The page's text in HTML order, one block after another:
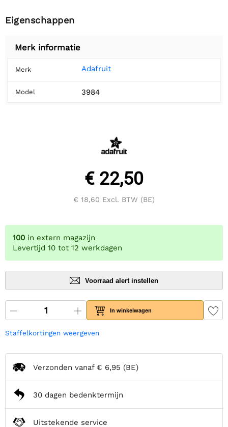
Eigenschappen
Merk informatie
Merk Adafruit
Model 3984
€ 22,50
€ 18,60 Excl. BTW (BE)
100 in extern magazijn
Levertijd 10 tot 12 werkdagen
Voorraad alert instellen
In winkelwagen
Staffelkortingen weergeven
Verzonden vanaf € 6,95 (BE)
30 dagen bedenktermijn
Uitstekende service